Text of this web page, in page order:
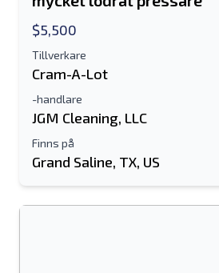
$5,500
Tillverkare
Cram-A-Lot
-handlare
JGM Cleaning, LLC
Finns på
Grand Saline, TX, US